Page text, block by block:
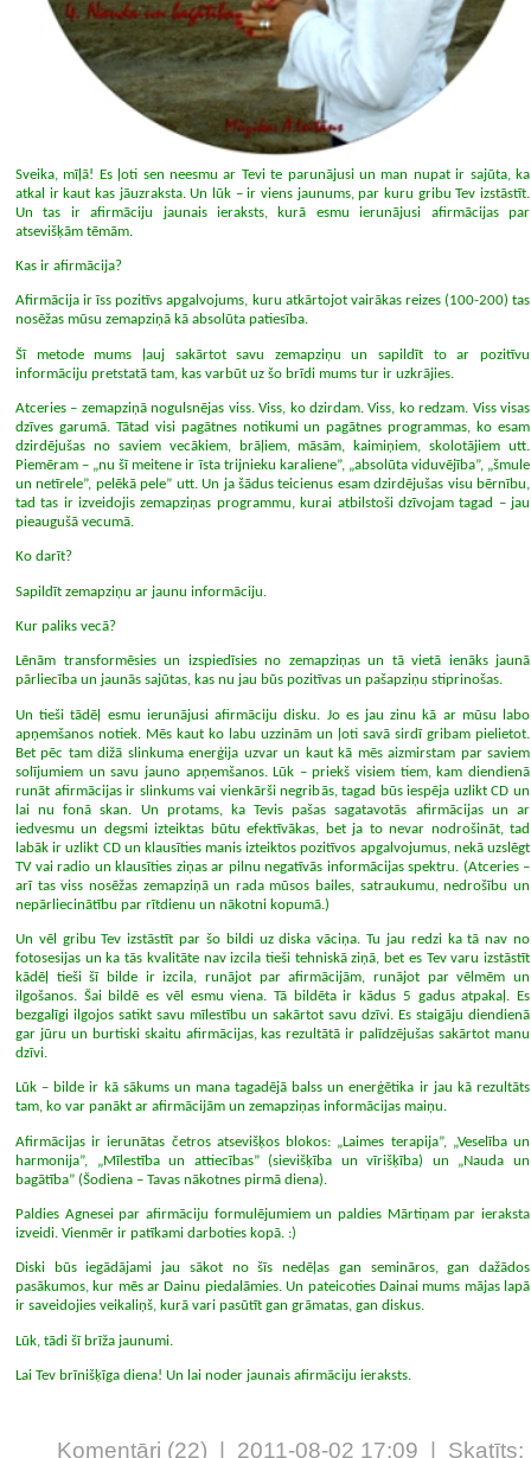
Sveika, mīļā! Es ļoti sen neesmu ar Tevi te parunājusi un man nupat ir sajūta, ka
atkal ir kaut kas jāuzraksta. Un lūk – ir viens jaunums, par kuru gribu Tev izstāstīt.
Un tas ir afirmāciju jaunais ieraksts, kurā esmu ierunājusi afirmācijas par
atsevišķām tēmām.
Kas ir afirmācija?
Afirmācija ir īss pozitīvs apgalvojums, kuru atkārtojot vairākas reizes (100-200) tas
nosēžas mūsu zemapziņā kā absolūta patiesība.
Šī metode mums ļauj sakārtot savu zemapziņu un sapildīt to ar pozitīvu
informāciju pretstatā tam, kas varbūt uz šo brīdi mums tur ir uzkrājies.
Atceries – zemapziņā nogulsnējas viss. Viss, ko dzirdam. Viss, ko redzam. Viss visas
dzīves garumā. Tātad visi pagātnes notikumi un pagātnes programmas, ko esam
dzirdējušas no saviem vecākiem, brāļiem, māsām, kaimiņiem, skolotājiem utt.
Piemēram – „nu šī meitene ir īsta trijnieku karaliene”, „absolūta viduvējība”, „šmule
un netīrele”, pelēkā pele” utt. Un ja šādus teicienus esam dzirdējušas visu bērnību,
tad tas ir izveidojis zemapziņas programmu, kurai atbilstoši dzīvojam tagad – jau
pieaugušā vecumā.
Ko darīt?
Sapildīt zemapziņu ar jaunu informāciju.
Kur paliks vecā?
Lēnām transformēsies un izspiedīsies no zemapziņas un tā vietā ienāks jaunā
pārliecība un jaunās sajūtas, kas nu jau būs pozitīvas un pašapziņu stiprinošas.
Un tieši tādēļ esmu ierunājusi afirmāciju disku. Jo es jau zinu kā ar mūsu labo
apņemšanos notiek. Mēs kaut ko labu uzzinām un ļoti savā sirdī gribam pielietot.
Bet pēc tam dižā slinkuma enerģija uzvar un kaut kā mēs aizmirstam par saviem
solījumiem un savu jauno apņemšanos. Lūk – priekš visiem tiem, kam diendienā
runāt afirmācijas ir slinkums vai vienkārši negribās, tagad būs iespēja uzlikt CD un
lai nu fonā skan. Un protams, ka Tevis pašas sagatavotās afirmācijas un ar
iedvesmu un degsmi izteiktas būtu efektīvākas, bet ja to nevar nodrošināt, tad
labāk ir uzlikt CD un klausīties manis izteiktos pozitīvos apgalvojumus, nekā uzslēgt
TV vai radio un klausīties ziņas ar pilnu negatīvās informācijas spektru. (Atceries –
arī tas viss nosēžas zemapziņā un rada mūsos bailes, satraukumu, nedrošību un
nepārliecinātību par rītdienu un nākotni kopumā.)
Un vēl gribu Tev izstāstīt par šo bildi uz diska vāciņa. Tu jau redzi ka tā nav no
fotosesijas un ka tās kvalitāte nav izcila tieši tehniskā ziņā, bet es Tev varu izstāstīt
kādēļ tieši šī bilde ir izcila, runājot par afirmācijām, runājot par vēlmēm un
ilgošanos. Šai bildē es vēl esmu viena. Tā bildēta ir kādus 5 gadus atpakaļ. Es
bezgalīgi ilgojos satikt savu mīlestību un sakārtot savu dzīvi. Es staigāju diendienā
gar jūru un burtiski skaitu afirmācijas, kas rezultātā ir palīdzējušas sakārtot manu
dzīvi.
Lūk – bilde ir kā sākums un mana tagadējā balss un enerģētika ir jau kā rezultāts
tam, ko var panākt ar afirmācijām un zemapziņas informācijas maiņu.
Afirmācijas ir ierunātas četros atsevišķos blokos: „Laimes terapija”, „Veselība un
harmonija”, „Mīlestība un attiecības” (sievišķība un vīrišķība) un „Nauda un
bagātība” (Šodiena – Tavas nākotnes pirmā diena).
Paldies Agnesei par afirmāciju formulējumiem un paldies Mārtiņam par ieraksta
izveidi. Vienmēr ir patīkami darboties kopā. :)
Diski būs iegādājami jau sākot no šīs nedēļas gan semināros, gan dažādos
pasākumos, kur mēs ar Dainu piedalāmies. Un pateicoties Dainai mums mājas lapā
ir saveidojies veikaliņš, kurā vari pasūtīt gan grāmatas, gan diskus.
Lūk, tādi šī brīža jaunumi.
Lai Tev brīnišķīga diena! Un lai noder jaunais afirmāciju ieraksts.
Komentāri (22) | 2011-08-02 17:09 | Skatīts: